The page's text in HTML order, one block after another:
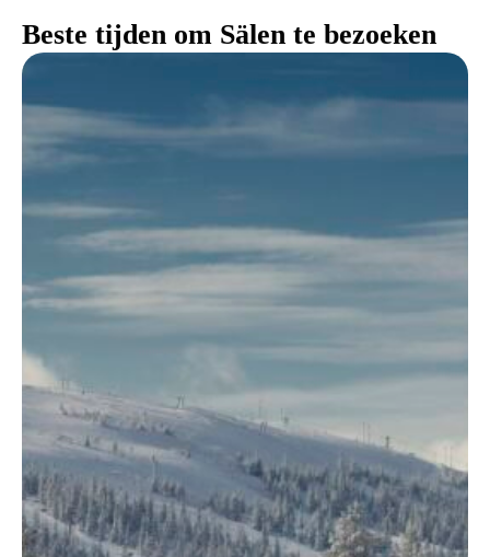
Beste tijden om Sälen te bezoeken